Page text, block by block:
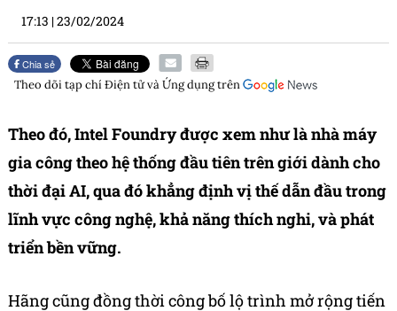
17:13 |23/02/2024
Chia sẻ
Theo dõi tạp chíĐiện tử và Ứng dụngtrên
Theo đó, Intel Foundry được xem như là nhà máy
gia công theo hệ thống đầu tiên trên giới dành cho
thời đại AI, qua đó khẳng định vị thế dẫn đầu trong
lĩnh vực công nghệ, khả năng thích nghi, và phát
triển bền vững.
Hãng cũng đồng thời công bố lộ trình mở rộng tiến